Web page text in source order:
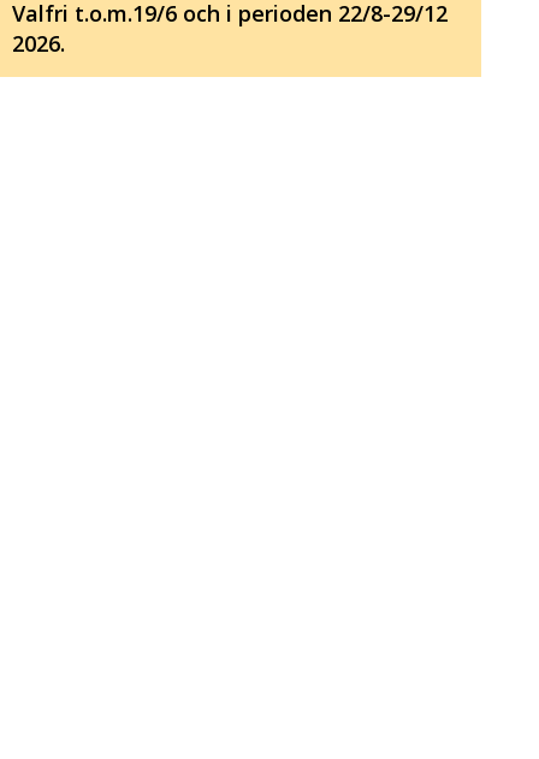
Valfri t.o.m.19/6 och i perioden 22/8-29/12
2026.